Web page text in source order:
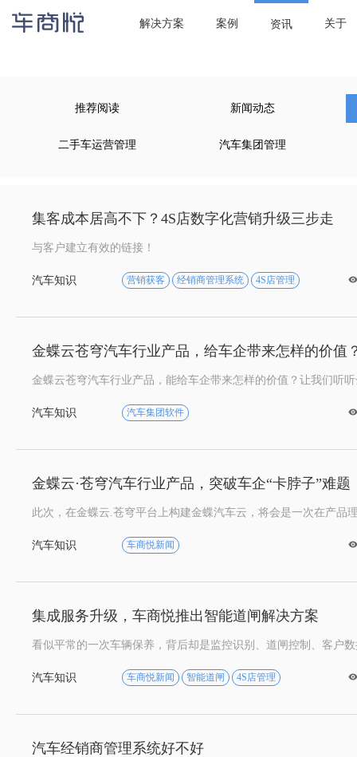
 解决方案 案例 资讯 关于
当前位置：首页/ / 汽车知识
推荐阅读 新闻动态
二手车运营管理 汽车集团管理
集客成本居高不下？4S店数字化营销升级三步走
与客户建立有效的链接！
汽车知识 营销获客 经销商管理系统 4S店管理 
金蝶云苍穹汽车行业产品，给车企带来怎样的价值
汽车知识 汽车集团软件 
金蝶云·苍穹汽车行业产品，突破车企“卡脖子”难题
汽车知识 车商悦新闻 
集成服务升级，车商悦推出智能道闸解决方案
汽车知识 车商悦新闻 智能道闸 4S店管理 
汽车经销商管理系统好不好